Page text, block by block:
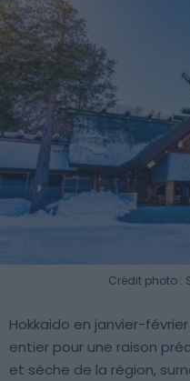
Crédit photo :
Hokkaido en janvier-
entier pour une raison
et sèche de la région,